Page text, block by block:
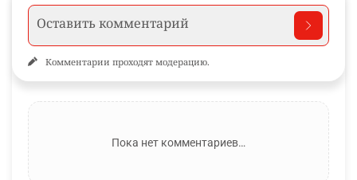
Комментарии проходят модерацию.
Пока нет комментариев…